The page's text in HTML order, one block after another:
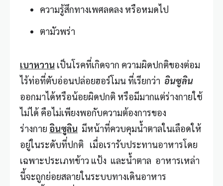
ความรู้สึกทางเพศลดลง หรือหมดไป
ตามัวพร่า
เบาหวาน เป็นโรคที่เกิดจาก ความผิดปกติของต่อม
ไร้ท่อที่ตับอ่อนปล่อยฮอร์โมน ที่เรียกว่า อินซูลิน
ออกมาได้หรือน้อยผิดปกติ หรือมีมากแต่ร่างกายใช้
ไม่ได้ คือไม่เพียงพอกับความต้องการของ
ร่างกาย อินซูลิน มีหน้าที่ควบคุมน้ำตาลในเลือดให้
อยู่ในระดับที่ปกติ เมื่อเรารับประทานอาหารโดย
เฉพาะประเภทข้าว แป้ง และน้ำตาล อาหารเหล่า
นี้จะถูกย่อยสลายในระบบทางเดินอาหาร